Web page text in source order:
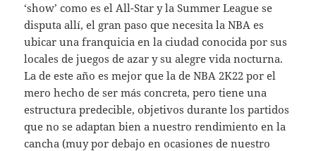
‘show’ como es el All-Star y la Summer League se
disputa allí, el gran paso que necesita la NBA es
ubicar una franquicia en la ciudad conocida por sus
locales de juegos de azar y su alegre vida nocturna.
La de este año es mejor que la de NBA 2K22 por el
mero hecho de ser más concreta, pero tiene una
estructura predecible, objetivos durante los partidos
que no se adaptan bien a nuestro rendimiento en la
cancha (muy por debajo en ocasiones de nuestro